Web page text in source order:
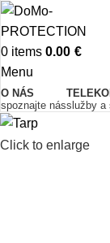
0 items 0.00 €
Menu
O NÁS
spoznajte násslužby a
Click to enlarge